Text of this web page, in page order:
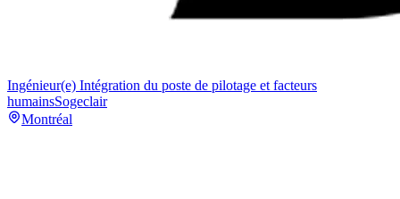
Ingénieur(e) Intégration du poste de pilotage et facteurs
humainsSogeclair
Montréal